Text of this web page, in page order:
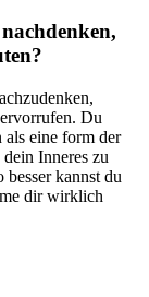
Du
eine form der
Inneres zu
besser kannst du
dir wirklich